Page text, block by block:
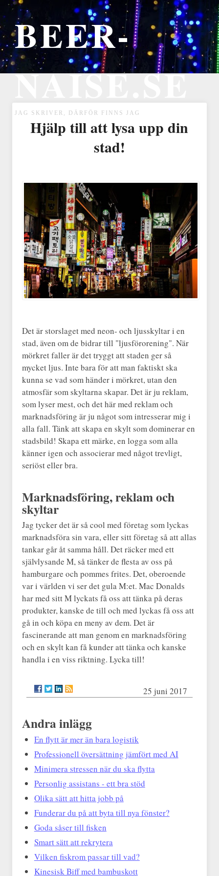
BEER-
NAISE.SE
JAG SKRIVER, DÄRFÖR FINNS JAG
Hjälp till att lysa upp din
stad!
Det är storslaget med neon- och ljusskyltar i en
stad, även om de bidrar till "ljusförorening". När
mörkret faller är det tryggt att staden ger så
mycket ljus. Inte bara för att man faktiskt ska
kunna se vad som händer i mörkret, utan den
atmosfär som skyltarna skapar. Det är ju reklam,
som lyser mest, och det här med reklam och
marknadsföring är ju något som intresserar mig i
alla fall. Tänk att skapa en skylt som dominerar en
stadsbild! Skapa ett märke, en logga som alla
känner igen och associerar med något trevligt,
seriöst eller bra.
Marknadsföring, reklam och
skyltar
Jag tycker det är så cool med företag som lyckas
marknadsföra sin vara, eller sitt företag så att allas
tankar går åt samma håll. Det räcker med ett
självlysande M, så tänker de flesta av oss på
hamburgare och pommes frites. Det, oberoende
var i världen vi ser det gula M:et. Mac Donalds
har med sitt M lyckats få oss att tänka på deras
produkter, kanske de till och med lyckas få oss att
gå in och köpa en meny av dem. Det är
fascinerande att man genom en marknadsföring
och en skylt kan få kunder att tänka och kanske
handla i en viss riktning. Lycka till!
25 juni 2017
Andra inlägg
En flytt är mer än bara logistik
Professionell översättning jämfört med AI
Minimera stressen när du ska flytta
Personlig assistans - ett bra stöd
Olika sätt att hitta jobb på
Funderar du på att byta till nya fönster?
Goda såser till fisken
Smart sätt att rekrytera
Vilken fiskrom passar till vad?
Kinesisk Biff med bambuskott